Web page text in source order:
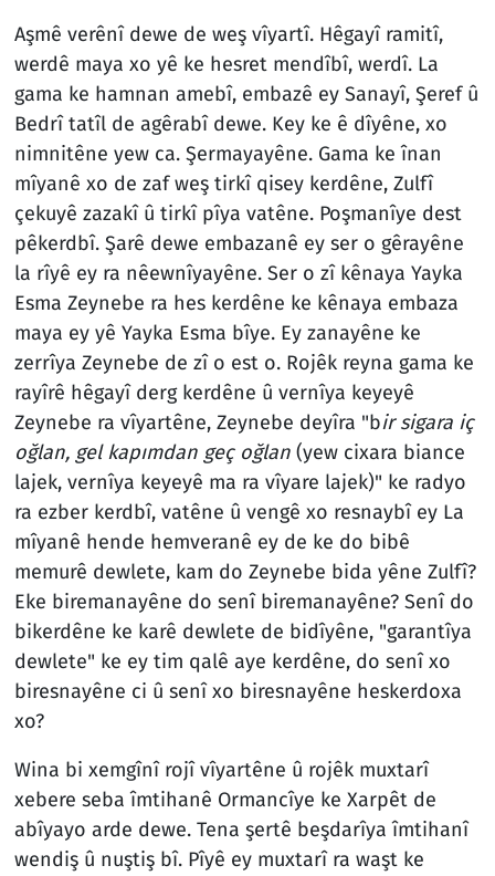
Aşmê verênî dewe de weş vîyartî. Hêgayî ramitî,
werdê maya xo yê ke hesret mendîbî, werdî. La
gama ke hamnan amebî, embazê ey Sanayî, Şeref û
Bedrî tatîl de agêrabî dewe. Key ke ê dîyêne, xo
nimnitêne yew ca. Şermayayêne. Gama ke înan
mîyanê xo de zaf weş tirkî qisey kerdêne, Zulfî
çekuyê zazakî û tirkî pîya vatêne. Poşmanîye dest
pêkerdbî. Şarê dewe embazanê ey ser o gêrayêne
la rîyê ey ra nêewnîyayêne. Ser o zî kênaya Yayka
Esma Zeynebe ra hes kerdêne ke kênaya embaza
maya ey yê Yayka Esma bîye. Ey zanayêne ke
zerrîya Zeynebe de zî o est o. Rojêk reyna gama ke
rayîrê hêgayî derg kerdêne û vernîya keyeyê
Zeynebe ra vîyartêne, Zeynebe deyîra "bir sigara iç
oğlan, gel kapımdan geç oğlan (yew cixara biance
lajek, vernîya keyeyê ma ra vîyare lajek)" ke radyo
ra ezber kerdbî, vatêne û vengê xo resnaybî ey La
mîyanê hende hemveranê ey de ke do bibê
memurê dewlete, kam do Zeynebe bida yêne Zulfî?
Eke biremanayêne do senî biremanayêne? Senî do
bikerdêne ke karê dewlete de bidîyêne, "garantîya
dewlete" ke ey tim qalê aye kerdêne, do senî xo
biresnayêne ci û senî xo biresnayêne heskerdoxa
xo?
Wina bi xemgînî rojî vîyartêne û rojêk muxtarî
xebere seba îmtihanê Ormancîye ke Xarpêt de
abîyayo arde dewe. Tena şertê beşdarîya îmtihanî
wendiş û nuştiş bî. Pîyê ey muxtarî ra waşt ke